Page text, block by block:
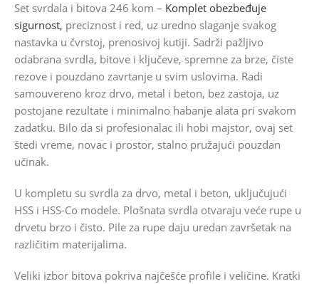
Set svrdala i bitova 246 kom – Komplet obezbeđuje
sigurnost, preciznost i red, uz uredno slaganje svakog
nastavka u čvrstoj, prenosivoj kutiji. Sadrži pažljivo
odabrana svrdla, bitove i ključeve, spremne za brze, čiste
rezove i pouzdano zavrtanje u svim uslovima. Radi
samouvereno kroz drvo, metal i beton, bez zastoja, uz
postojane rezultate i minimalno habanje alata pri svakom
zadatku. Bilo da si profesionalac ili hobi majstor, ovaj set
štedi vreme, novac i prostor, stalno pružajući pouzdan
učinak.
U kompletu su svrdla za drvo, metal i beton, uključujući
HSS i HSS-Co modele. Plošnata svrdla otvaraju veće rupe u
drvetu brzo i čisto. Pile za rupe daju uredan završetak na
različitim materijalima.
Veliki izbor bitova pokriva najčešće profile i veličine. Kratki